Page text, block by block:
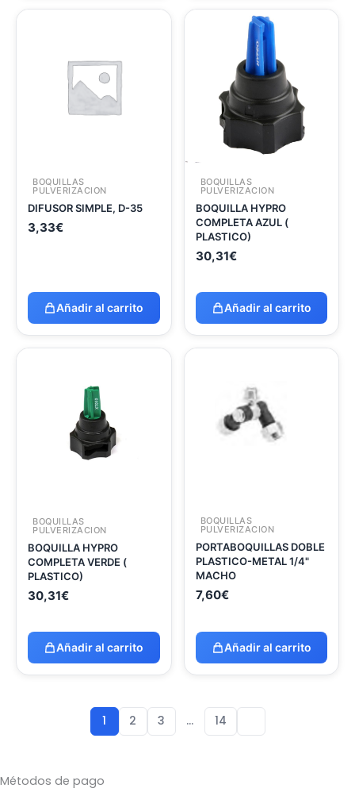
BOQUILLAS
PULVERIZACION
DIFUSOR SIMPLE, D-35
3,33€
Añadir al carrito
BOQUILLAS
PULVERIZACION
BOQUILLA HYPRO
COMPLETA AZUL (
PLASTICO)
30,31€
Añadir al carrito
BOQUILLAS
PULVERIZACION
BOQUILLA HYPRO
COMPLETA VERDE (
PLASTICO)
30,31€
Añadir al carrito
BOQUILLAS
PULVERIZACION
PORTABOQUILLAS DOBLE
PLASTICO-METAL 1/4"
MACHO
7,60€
Añadir al carrito
1 2 3 … 14
Métodos de pago